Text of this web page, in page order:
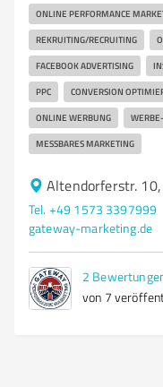
ONLINE PERFORMANCE
REKRUITING/RECRUITING
FACEBOOK ADVERTISING
PPC CONVERSION
ONLINE WERBUNG
MESSBARES MARKETING
Altendorferstr.
Tel. +49 1573 3397999
gateway-marketing.de
2
von 7